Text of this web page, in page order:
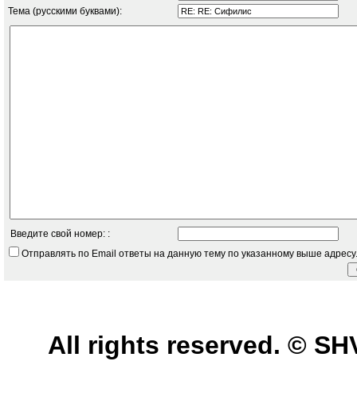
Тема (русскими буквами):
Введите свой номер: :
Отправлять по Email ответы на данную тему по указанному выше адресу.
All rights reserved. ©